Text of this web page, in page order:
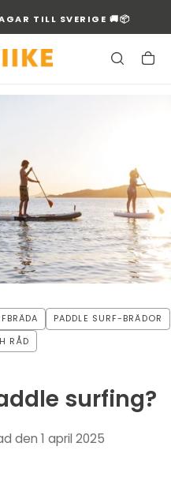
TILL SVERIGE 🚚📦
PADDLE SURF-BRÄDOR
RÅD
surfing?
den 1 april 2025